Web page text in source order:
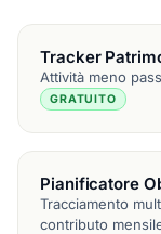
Tracker
Attività meno
GRATUITO
Pianificatore
Tracciamento
contributo